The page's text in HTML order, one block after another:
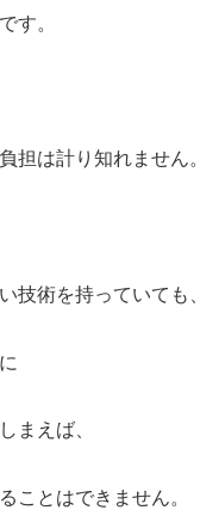
す。
担は計り知れません。
技術を持っていても、
まえば、
ことはできません。